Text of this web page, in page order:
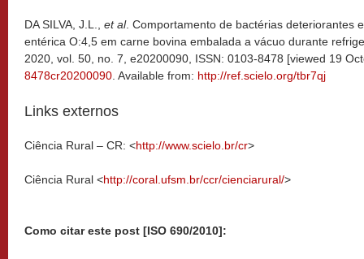
DA SILVA, J.L., et al. Comportamento de bactérias deteriorantes
entérica O:4,5 em carne bovina embalada a vácuo durante
2020, vol. 50, no. 7, e20200090, ISSN: 0103-8478 [viewed 19
8478cr20200090. Available from: http://ref.scielo.org/tbr7qj
Links externos
Ciência Rural – CR: <http://www.scielo.br/cr>
Ciência Rural <http://coral.ufsm.br/ccr/cienciarural/>
Como citar este post [ISO 690/2010]: